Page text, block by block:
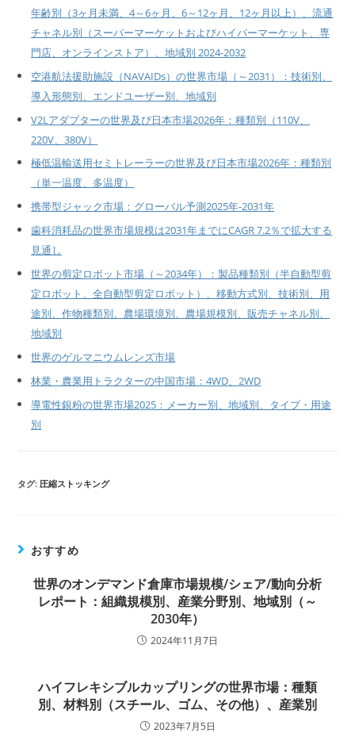
年齢別（3ヶ月未満、4～6ヶ月、6～12ヶ月、12ヶ月以上）、流通
チャネル別（スーパーマーケットおよびハイパーマーケット、専
門店、オンラインストア）、地域別 2024-2032
空港航法援助施設（NAVAIDs）の世界市場（～2031）：技術別、
導入形態別、エンドユーザー別、地域別
V2Lアダプターの世界及び日本市場2026年：種類別（110V、
220V、380V）
極低温輸送用セミトレーラーの世界及び日本市場2026年：種類別
（単一温度、多温度）
携帯型ジャック市場：グローバル予測2025年-2031年
歯科消耗品の世界市場規模は2031年までにCAGR 7.2％で拡大する
見通し
世界の剪定ロボット市場（～2034年）：製品種類別（半自動型剪
定ロボット、全自動型剪定ロボット）、移動方式別、技術別、用
途別、作物種類別、農場環境別、農場規模別、販売チャネル別、
地域別
世界のゲルマニウムレンズ市場
林業・農業用トラクターの中国市場：4WD、2WD
導電性銀粉の世界市場2025：メーカー別、地域別、タイプ・用途
別
タグ: 圧縮ストッキング
おすすめ
世界のオンデマンド倉庫市場規模/シェア/動向分析
レポート：組織規模別、産業分野別、地域別（～
2030年）
2024年11月7日
ハイフレキシブルカップリングの世界市場：種類
別、材料別（スチール、ゴム、その他）、産業別
2023年7月5日